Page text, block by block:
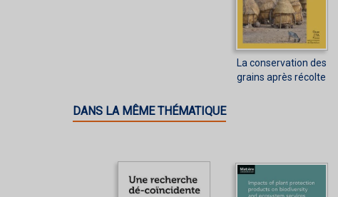
La conservation des
grains après récolte
DANS LA MÊME THÉMATIQUE